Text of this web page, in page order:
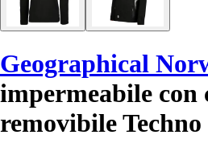
Geographical
impermeabile con
removibile Techno